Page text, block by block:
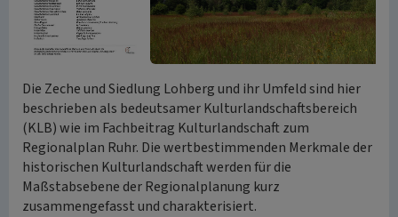
Die Zeche und Siedlung Lohberg und ihr Umfeld sind hier
beschrieben als bedeutsamer Kulturlandschaftsbereich
(KLB) wie im Fachbeitrag Kulturlandschaft zum
Regionalplan Ruhr. Die wertbestimmenden Merkmale der
historischen Kulturlandschaft werden für die
Maßstabsebene der Regionalplanung kurz
zusammengefasst und charakterisiert.